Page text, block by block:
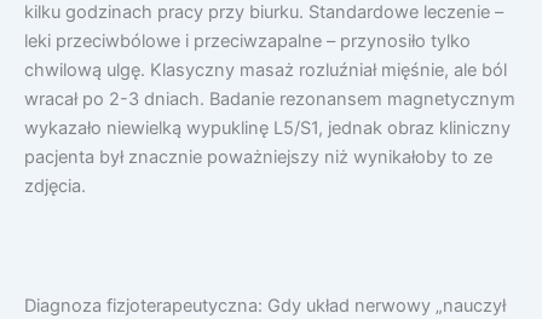
kilku godzinach pracy przy biurku. Standardowe leczenie –
leki przeciwbólowe i przeciwzapalne – przynosiło tylko
chwilową ulgę. Klasyczny masaż rozluźniał mięśnie, ale ból
wracał po 2-3 dniach. Badanie rezonansem magnetycznym
wykazało niewielką wypuklinę L5/S1, jednak obraz kliniczny
pacjenta był znacznie poważniejszy niż wynikałoby to ze
zdjęcia.
Diagnoza fizjoterapeutyczna: Gdy układ nerwowy „nauczył